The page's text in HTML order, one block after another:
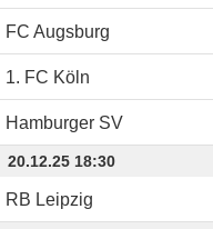
FC Augsburg
1. FC Köln
Hamburger SV
20.12.25 18:30
RB Leipzig